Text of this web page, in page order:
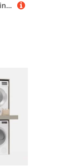
PLATAN ROOM Waschmaschinenschrank 130 cm breit Überbauschrank Waschmaschine oder Wäschetrockner Schrank für Bad (mit Schrank, Anthrazit)